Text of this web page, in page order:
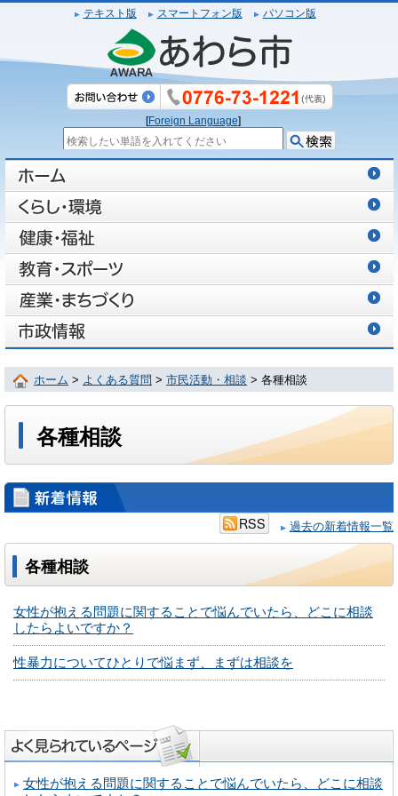
テキスト版 スマートフォン版 パソコン版
[Foreign Language]
ホーム > よくある質問 > 市民活動・相談 > 各種相談
各種相談
過去の新着情報一覧
各種相談
女性が抱える問題に関することで悩んでいたら、どこに相談
したらよいですか？
性暴力についてひとりで悩まず、まずは相談を
女性が抱える問題に関することで悩んでいたら、どこに相談